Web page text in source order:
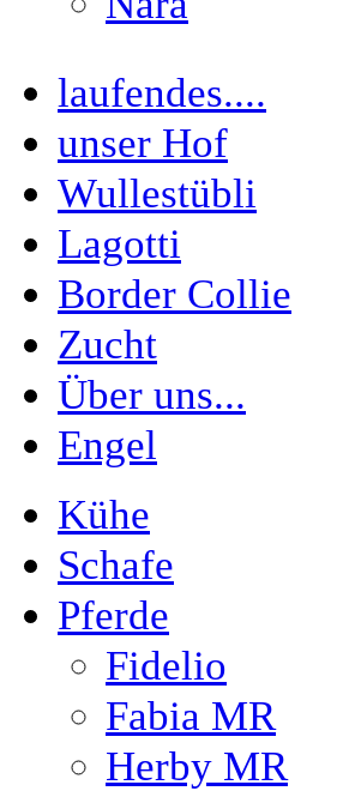
laufendes....
unser Hof
Wullestübli
Lagotti
Border Collie
Zucht
Über uns...
Engel
Kühe
Schafe
Pferde
Fidelio
Fabia MR
Herby MR